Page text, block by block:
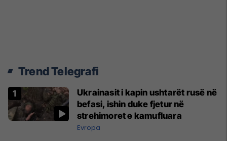
Trend Telegrafi
Ukrainasit i kapin ushtarët rusë në
befasi, ishin duke fjetur në
strehimoret e kamufluara
Evropa